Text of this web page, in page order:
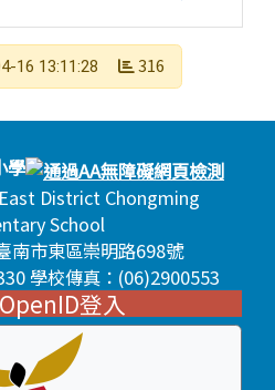
16 13:11:28 316
學
District Chongming
School
南市東區崇明路698號
學校傳真：(06)2900553
登入